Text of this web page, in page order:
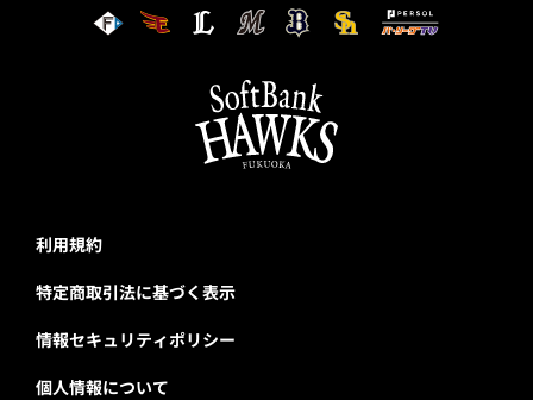
利用規約
特定商取引法に基づく表示
情報セキュリティポリシー
個人情報について